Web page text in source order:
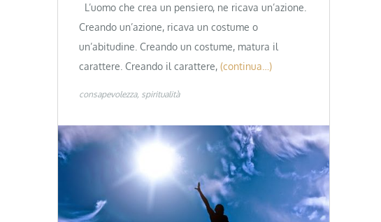
L’uomo che crea un pensiero, ne ricava un’azione.
Creando un’azione, ricava un costume o
un’abitudine. Creando un costume, matura il
carattere. Creando il carattere, (continua…)
consapevolezza spiritualità